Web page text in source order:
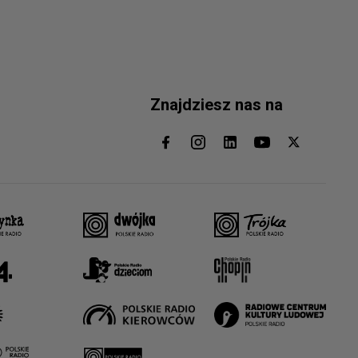
Znajdziesz nas na